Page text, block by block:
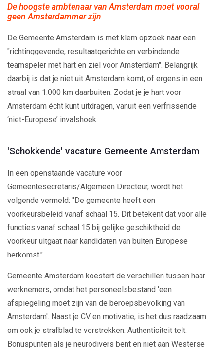
De hoogste ambtenaar van Amsterdam moet vooral
geen Amsterdammer zijn
De Gemeente Amsterdam is met klem opzoek naar een
"richtinggevende, resultaatgerichte en verbindende
teamspeler met hart en ziel voor Amsterdam". Belangrijk
daarbij is dat je niet uit Amsterdam komt, of ergens in een
straal van 1.000 km daarbuiten. Zodat je je hart voor
Amsterdam écht kunt uitdragen, vanuit een verfrissende
‘niet-Europese’ invalshoek.
'Schokkende' vacature Gemeente Amsterdam
In een openstaande vacature voor
Gemeentesecretaris/Algemeen Directeur, wordt het
volgende vermeld: "De gemeente heeft een
voorkeursbeleid vanaf schaal 15. Dit betekent dat voor alle
functies vanaf schaal 15 bij gelijke geschiktheid de
voorkeur uitgaat naar kandidaten van buiten Europese
herkomst."
Gemeente Amsterdam koestert de verschillen tussen haar
werknemers, omdat het personeelsbestand 'een
afspiegeling moet zijn van de beroepsbevolking van
Amsterdam'. Naast je CV en motivatie, is het dus raadzaam
om ook je strafblad te verstrekken. Authenticiteit telt.
Bonuspunten als je neurodivers bent en niet aan Westerse